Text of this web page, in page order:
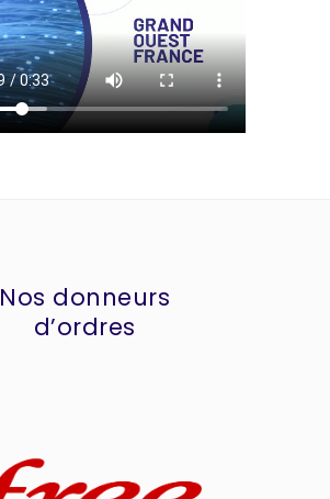
Nos donneurs
d’ordres